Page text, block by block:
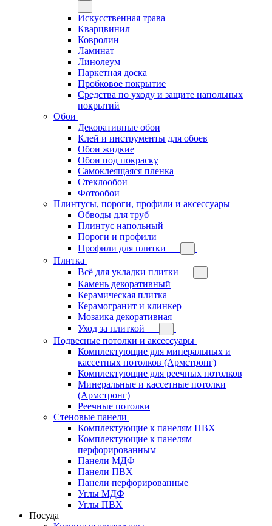
Искусственная трава
Кварцвинил
Ковролин
Ламинат
Линолеум
Паркетная доска
Пробковое покрытие
Средства по уходу и защите напольных
покрытий
Обои
Декоративные обои
Клей и инструменты для обоев
Обои жидкие
Обои под покраску
Самоклеящаяся пленка
Стеклообои
Фотообои
Плинтусы, пороги, профили и аксессуары
Обводы для труб
Плинтус напольный
Пороги и профили
Профили для плитки
Плитка
Всё для укладки плитки
Камень декоративный
Керамическая плитка
Керамогранит и клинкер
Мозаика декоративная
Уход за плиткой
Подвесные потолки и аксессуары
Комплектующие для минеральных и
кассетных потолков (Армстронг)
Комплектующие для реечных потолков
Минеральные и кассетные потолки
(Армстронг)
Реечные потолки
Стеновые панели
Комплектующие к панелям ПВХ
Комплектующие к панелям
перфорированным
Панели МДФ
Панели ПВХ
Панели перфорированные
Углы МДФ
Углы ПВХ
Посуда